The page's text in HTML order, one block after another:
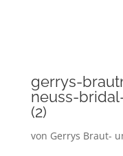
gerrys-
neuss-
(2)
von Gerrys Braut-